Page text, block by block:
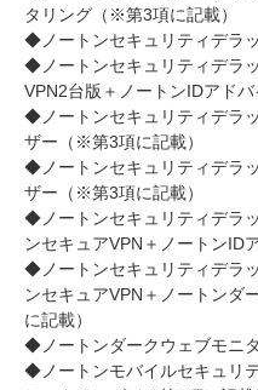
タリング（※第3項に記載）
◆ノートンセキュリティデラ
◆ノートンセキュリティデラ
VPN2台版＋ノートンIDアド
◆ノートンセキュリティデラ
ザー（※第3項に記載）
◆ノートンセキュリティデラ
ザー（※第3項に記載）
◆ノートンセキュリティデラ
ンセキュアVPN＋ノートンID
◆ノートンセキュリティデラ
ンセキュアVPN＋ノートン
に記載）
◆ノートンダークウェブモニ
◆ノートンモバイルセキュリ